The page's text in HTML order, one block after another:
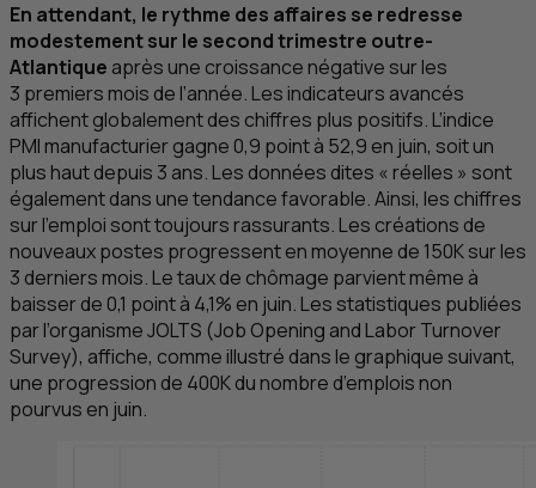
En attendant, le rythme des affaires se redresse
modestement sur le second trimestre outre-
Atlantique après une croissance négative sur les
3 premiers mois de l’année. Les indicateurs avancés
affichent globalement des chiffres plus positifs. L’indice
PMI manufacturier gagne 0,9 point à 52,9 en juin, soit un
plus haut depuis 3 ans. Les données dites « réelles » sont
également dans une tendance favorable. Ainsi, les chiffres
sur l’emploi sont toujours rassurants. Les créations de
nouveaux postes progressent en moyenne de 150K sur les
3 derniers mois. Le taux de chômage parvient même à
baisser de 0,1 point à 4,1% en juin. Les statistiques publiées
par l’organismeJOLTS (Job Opening and Labor Turnover
Survey), affiche, comme illustré dans le graphique suivant,
une progression de 400K du nombre d’emplois non
pourvus en juin.